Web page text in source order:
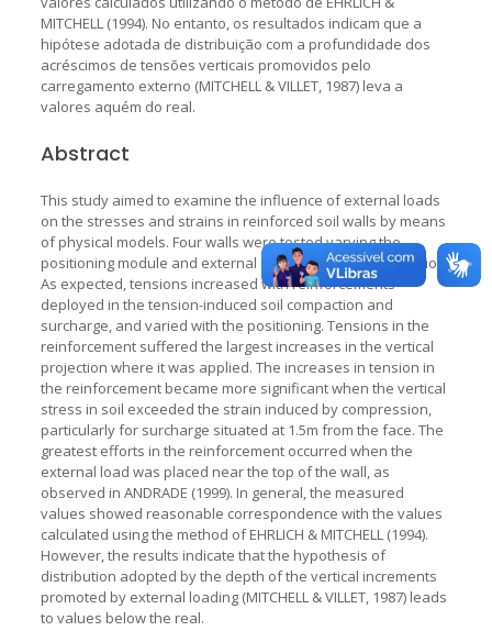
MITCHELL (1994). No entanto, os resultados indicam que a
hipótese adotada de distribuição com a profundidade dos
acréscimos de tensões verticais promovidos pelo
carregamento externo (MITCHELL & VILLET, 1987) leva a
valores aquém do real.
Abstract
This study aimed to examine the influence of external loads
on the stresses and strains in reinforced soil walls by means
of physical models. Four walls were tested varying the
positioning module and external loading and soil compaction.
As expected, tensions increased with reinforcements
deployed in the tension-induced soil compaction and
surcharge, and varied with the positioning. Tensions in the
reinforcement suffered the largest increases in the vertical
projection where it was applied. The increases in tension in
the reinforcement became more significant when the vertical
stress in soil exceeded the strain induced by compression,
particularly for surcharge situated at 1.5m from the face. The
greatest efforts in the reinforcement occurred when the
external load was placed near the top of the wall, as
observed in ANDRADE (1999). In general, the measured
values showed reasonable correspondence with the values
calculated using the method of EHRLICH & MITCHELL (1994).
However, the results indicate that the hypothesis of
distribution adopted by the depth of the vertical increments
promoted by external loading (MITCHELL & VILLET, 1987) leads
to values below the real.